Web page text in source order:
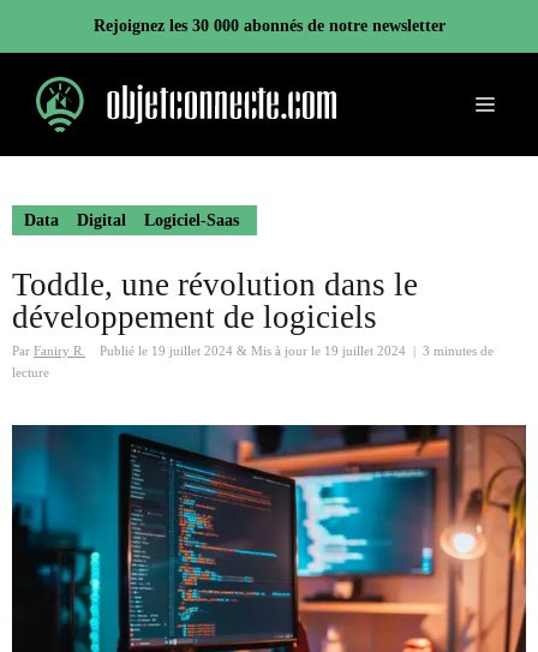
contenu
Rejoignez les 30 000 abonnés de notre newsletter
Menu
Data Digital Logiciel-Saas
Toddle, une révolution dans le
développement de logiciels
Par Faniry R. Publié le 19 juillet 2024 & Mis à jour le 19 juillet 2024
3 minutes de
lecture